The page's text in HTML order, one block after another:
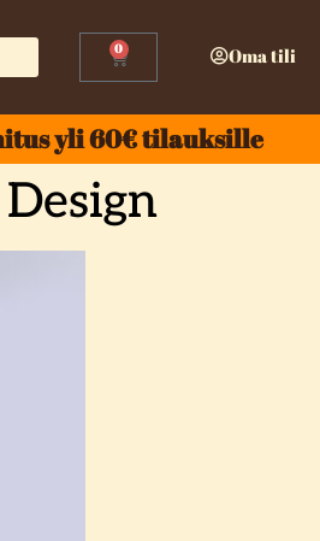
0 Oma tili
yli 60€ tilauksille